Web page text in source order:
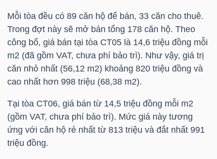
Mỗi tòa đều có 89 căn hộ để bán, 33 căn cho thuê.
Trong đợt này sẽ mở bán tổng 178 căn hộ. Theo
công bố, giá bán tại tòa CT05 là 14,6 triệu đồng mỗi
m2 (đã gồm VAT, chưa phí bảo trì). Như vậy, giá trị
căn nhỏ nhất (56,12 m2) khoảng 820 triệu đồng và
cao nhất hơn 998 triệu (68,38 m2).
Tại tòa CT06, giá bán từ 14,5 triệu đồng mỗi m2
(gồm VAT, chưa phí bảo trì). Mức giá này tương
ứng với căn hộ rẻ nhất từ 813 triệu và đắt nhất 991
triệu đồng.
CHÍNH
HÀNG
HÓA
KINH